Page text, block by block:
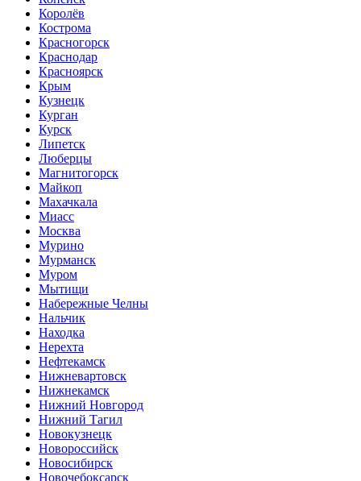
Королёв
Кострома
Красногорск
Краснодар
Красноярск
Крым
Кузнецк
Курган
Курск
Липетск
Люберцы
Магнитогорск
Майкоп
Махачкала
Миасс
Москва
Мурино
Мурманск
Муром
Мытищи
Набережные Челны
Нальчик
Находка
Нерехта
Нефтекамск
Нижневартовск
Нижнекамск
Нижний Новгород
Нижний Тагил
Новокузнецк
Новороссийск
Новосибирск
Новочебоксарск